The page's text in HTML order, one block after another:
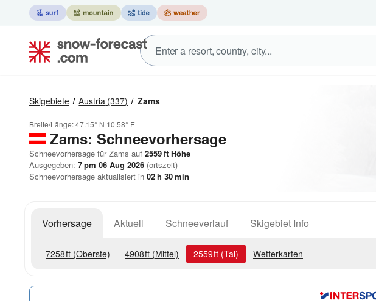
Skigebiete Austria (337) Zams
Breite/Länge:47.15° N 10.58° E
Zams: Schneevorhersage
Schneevorhersage für Zams auf 2559ft Höhe
Ausgegeben: 7 pm 06 Aug 2026 (ortszeit)
Schneevorhersage aktualisiert in 02h 30min
Vorhersage Aktuell Schneeverlauf Skigebiet Info
7258ft (Oberste) 4908ft (Mittel) 2559ft (Tal) Wetterkarten